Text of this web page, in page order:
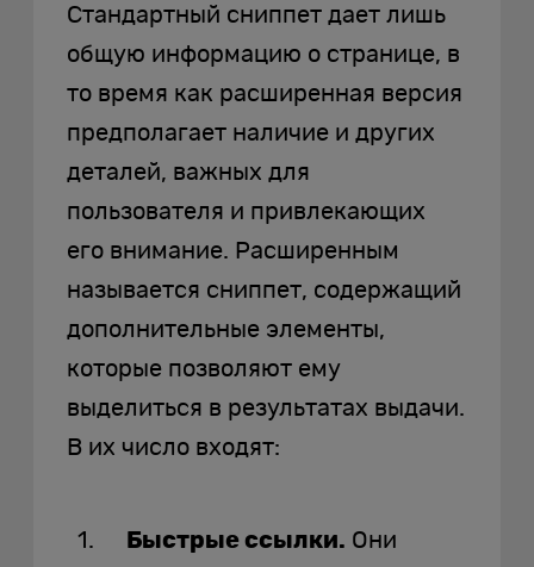
Стандартный сниппет дает лишь
общую информацию о странице, в
то время как расширенная версия
предполагает наличие и других
деталей, важных для
пользователя и привлекающих
его внимание. Расширенным
называется сниппет, содержащий
дополнительные элементы,
которые позволяют ему
выделиться в результатах выдачи.
В их число входят:
Быстрые ссылки. Они